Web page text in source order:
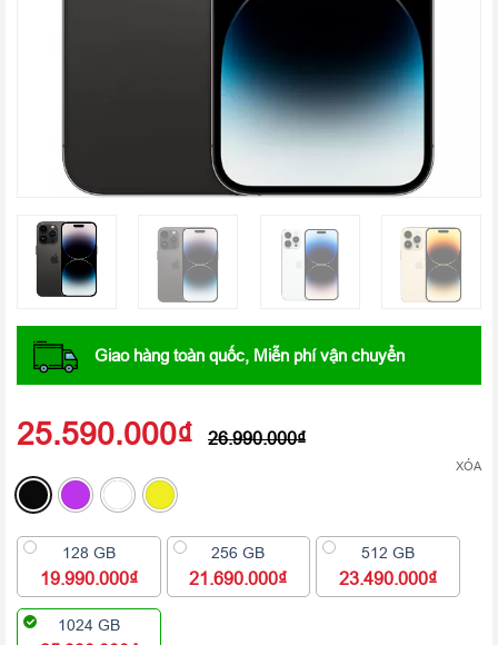
Giao hàng toàn quốc, Miễn phí vận chuyển
25.590.000₫ 26.990.000₫
XÓA
128 GB
19.990.000₫
256 GB
21.690.000₫
512 GB
23.490.000₫
1024 GB